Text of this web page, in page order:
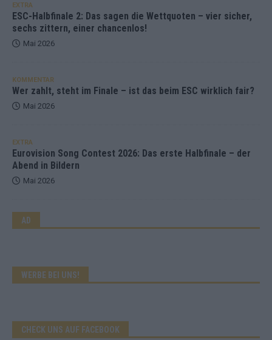
EXTRA
ESC-Halbfinale 2: Das sagen die Wettquoten – vier sicher,
sechs zittern, einer chancenlos!
Mai 2026
KOMMENTAR
Wer zahlt, steht im Finale – ist das beim ESC wirklich fair?
Mai 2026
EXTRA
Eurovision Song Contest 2026: Das erste Halbfinale – der
Abend in Bildern
Mai 2026
AD
WERBE BEI UNS!
CHECK UNS AUF FACEBOOK